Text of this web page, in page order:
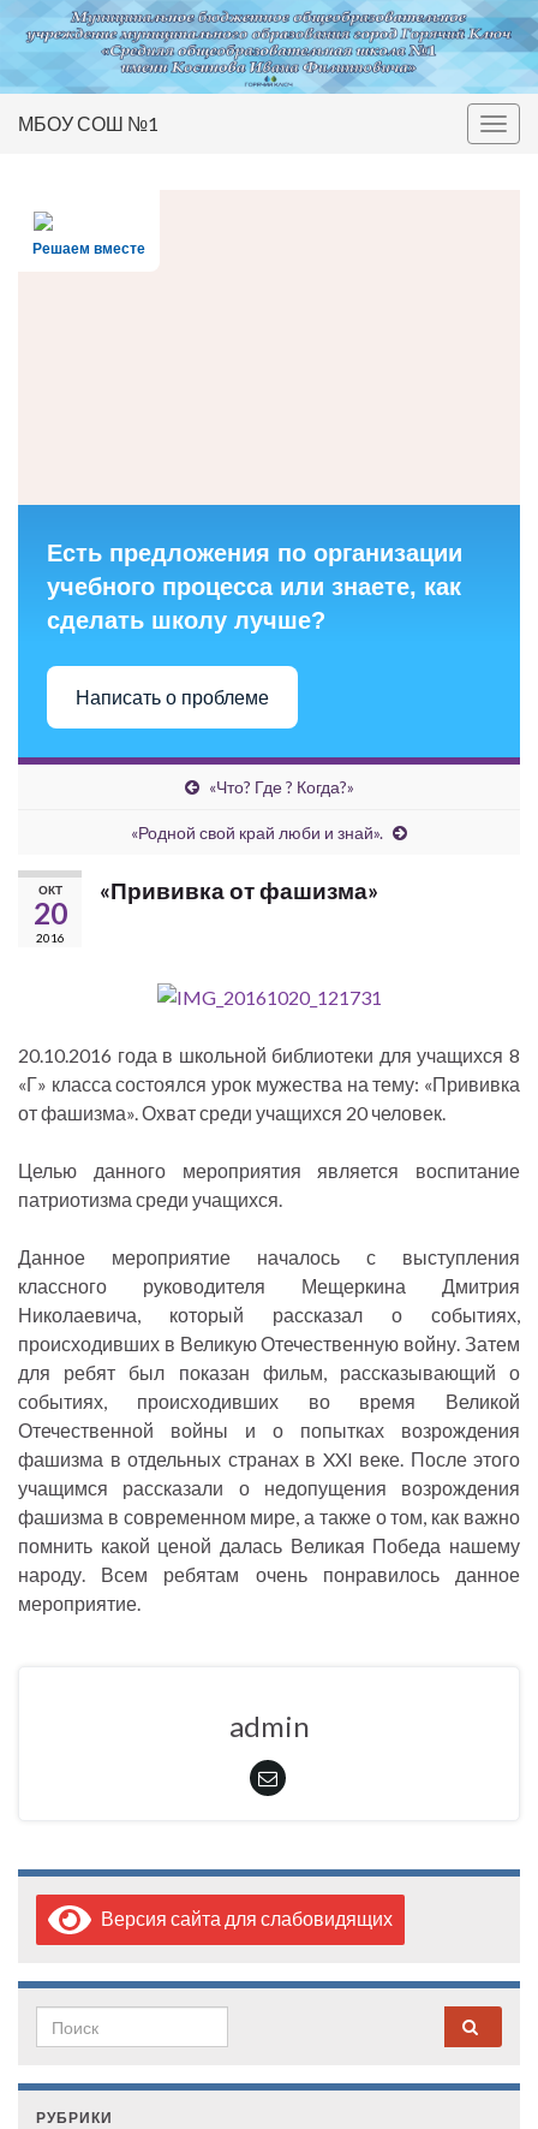
Вкл/
МБОУ СОШ №1
Решаем вместе
Есть предложения по организации
учебного процесса или знаете, как
сделать школу лучше?
Написать о проблеме
«Что? Где ? Когда?»
«Родной свой край люби и знай».
ОКТ
20
2016
«Прививка от фашизма»
20.10.2016 года в школьной библиотеки для учащихся 8
«Г» класса состоялся урок мужества на тему: «Прививка
от фашизма». Охват среди учащихся 20 человек.
Целью данного мероприятия является воспитание
патриотизма среди учащихся.
Данное мероприятие началось с выступления
классного руководителя Мещеркина Дмитрия
Николаевича, который рассказал о событиях,
происходивших в Великую Отечественную войну. Затем
для ребят был показан фильм, рассказывающий о
событиях, происходивших во время Великой
Отечественной войны и о попытках возрождения
фашизма в отдельных странах в XXI веке. После этого
учащимся рассказали о недопущения возрождения
фашизма в современном мире, а также о том, как важно
помнить какой ценой далась Великая Победа нашему
народу. Всем ребятам очень понравилось данное
мероприятие.
admin
Версия сайта для слабовидящих
Search for:
РУБРИКИ